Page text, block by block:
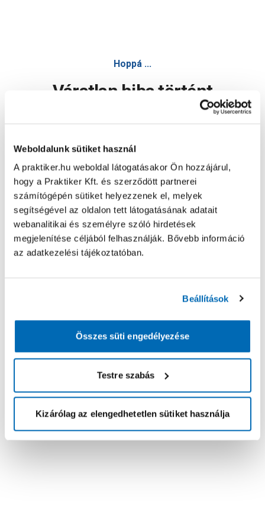
Weboldalunk sütiket használ
A praktiker.hu weboldal látogatásakor Ön hozzájárul,
hogy a Praktiker Kft. és szerződött partnerei
számítógépén sütiket helyezzenek el, melyek
segítségével az oldalon tett látogatásának adatait
webanalitikai és személyre szóló hirdetések
megjelenítése céljából felhasználják. Bővebb információ
az adatkezelési tájékoztatóban.
Beállítások
Összes süti engedélyezése
Testre szabás
Kizárólag az elengedhetetlen sütiket használja
Hoppá ...
Váratlan hiba történt
Oldal újratöltése